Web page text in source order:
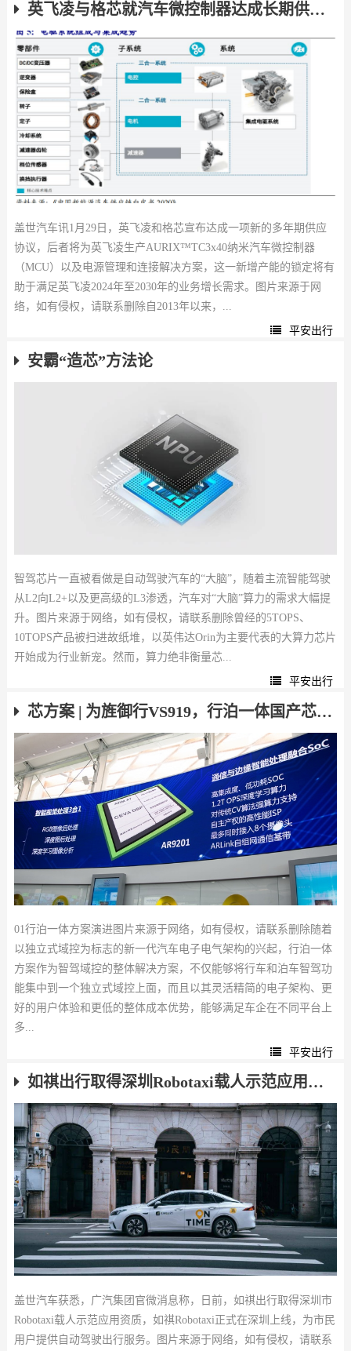
英飞凌与格芯就汽车微控制器达成长期供应协议
盖世汽车讯1月29日，英飞凌和格芯宣布达成一项新的多年期供应
协议，后者将为英飞凌生产AURIX™TC3x40纳米汽车微控制器
（MCU）以及电源管理和连接解决方案，这一新增产能的锁定将有
助于满足英飞凌2024年至2030年的业务增长需求。图片来源于网
络，如有侵权，请联系删除自2013年以来，...
平安出行
安霸“造芯”方法论
智驾芯片一直被看做是自动驾驶汽车的“大脑”，随着主流智能驾驶
从L2向L2+以及更高级的L3渗透，汽车对“大脑”算力的需求大幅提
升。图片来源于网络，如有侵权，请联系删除曾经的5TOPS、
10TOPS产品被扫进故纸堆，以英伟达Orin为主要代表的大算力芯片
开始成为行业新宠。然而，算力绝非衡量芯...
平安出行
芯方案 | 为旌御行VS919，行泊一体国产芯片“最优解“
01行泊一体方案演进图片来源于网络，如有侵权，请联系删除随着
以独立式域控为标志的新一代汽车电子电气架构的兴起，行泊一体
方案作为智驾域控的整体解决方案，不仅能够将行车和泊车智驾功
能集中到一个独立式域控上面，而且以其灵活精简的电子架构、更
好的用户体验和更低的整体成本优势，能够满足车企在不同平台上
多...
平安出行
如祺出行取得深圳Robotaxi载人示范应用资质
盖世汽车获悉，广汽集团官微消息称，日前，如祺出行取得深圳市
Robotaxi载人示范应用资质，如祺Robotaxi正式在深圳上线，为市民
用户提供自动驾驶出行服务。图片来源于网络，如有侵权，请联系